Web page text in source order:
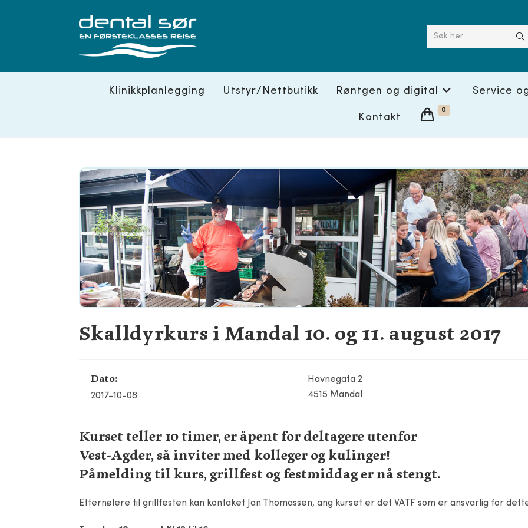
Søk her
Klinikkplanlegging Utstyr/Nettbutikk Røntgen og digital Service
Kontakt
0
Skalldyrkurs i Mandal 10. og 11. august 2017
Dato:
2017-10-08
Havnegata 2
4515 Mandal
Kurset teller 10 timer, er åpent for deltagere utenfor
Vest-Agder, så inviter med kolleger og kulinger!
Påmelding til kurs, grillfest og festmiddag er nå stengt.
Etternølere til grillfesten kan kontaket Jan Thomassen, ang kurset er det VATF som er ansvarlig for